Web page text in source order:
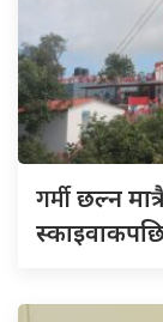
गर्मीछल्न